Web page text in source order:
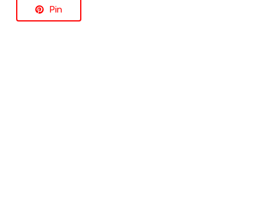
Pin